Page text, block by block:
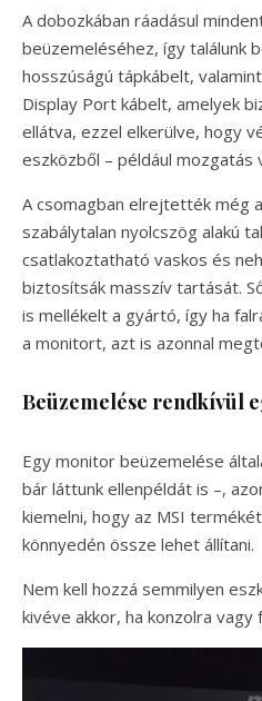
A dobozkában ráadásul
beüzemeléséhez, így találunk
hosszúságú tápkábelt,
Display Port kábelt, amelyek
ellátva, ezzel elkerülve, hogy
eszközből – például mozgatás
A csomagban elrejtették még
szabálytalan nyolcszög alakú
csatlakoztatható vaskos és
biztosítsák masszív tartását.
is mellékelt a gyártó, így ha
a monitort, azt is azonnal
Beüzemelése rendkívül
Egy monitor beüzemelése
bár láttunk ellenpéldát is –,
kiemelni, hogy az MSI
könnyedén össze lehet állítani.
Nem kell hozzá semmilyen
kivéve akkor, ha konzolra vagy